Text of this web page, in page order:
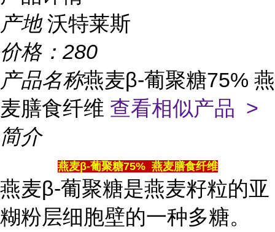
产地 沃特莱斯
价格： 280
产品名称燕麦β-葡聚糖75% 燕
麦膳食纤维 查看相似产品 >
简介
燕麦β-葡聚糖75% 燕麦膳食纤维
燕麦β-葡聚糖是燕麦籽粒的亚
糊粉层细胞壁的一种多糖。